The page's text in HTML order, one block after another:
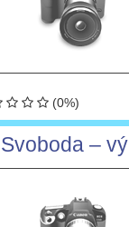
(0%)
Svoboda –